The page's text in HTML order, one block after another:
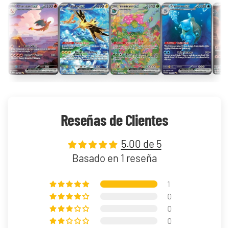
Reseñas de Clientes
5.00 de 5
Basado en 1 reseña
1
0
0
0